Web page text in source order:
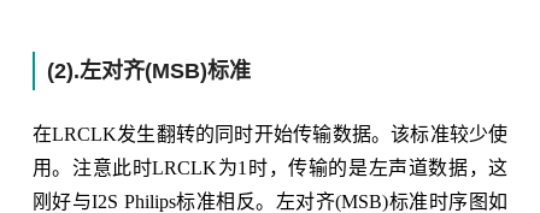
(2).左对齐(MSB)标准
在LRCLK发生翻转的同时开始传输数据。该标准较少使
用。注意此时LRCLK为1时，传输的是左声道数据，这
刚好与I2S Philips标准相反。左对齐(MSB)标准时序图如